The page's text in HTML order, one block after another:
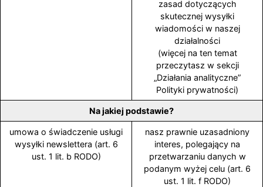
zasad dotyczących
skutecznej wysyłki
wiadomości w naszej
działalności
(więcej na ten temat
przeczytasz w sekcji
„Działania analityczne”
Polityki prywatności)
Na jakiej podstawie?
umowa o świadczenie usługi
wysyłki newslettera (art. 6
ust. 1 lit. b RODO)
nasz prawnie uzasadniony
interes, polegający na
przetwarzaniu danych w
podanym wyżej celu (art. 6
ust. 1 lit. f RODO)